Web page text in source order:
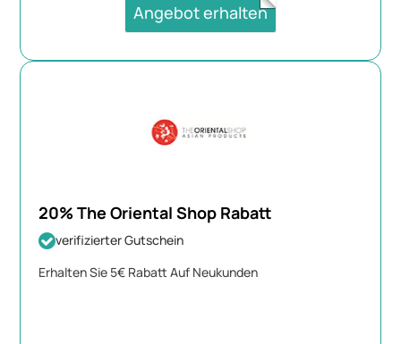
Angebot erhalten
20% The Oriental Shop Rabatt
verifizierter Gutschein
Erhalten Sie 5€ Rabatt Auf Neukunden